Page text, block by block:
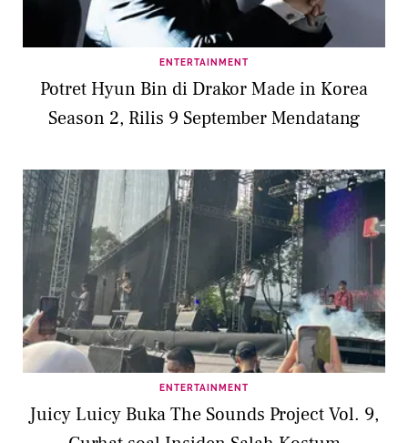
ENTERTAINMENT
Potret Hyun Bin di Drakor Made in Korea
Season 2, Rilis 9 September Mendatang
ENTERTAINMENT
Juicy Luicy Buka The Sounds Project Vol. 9,